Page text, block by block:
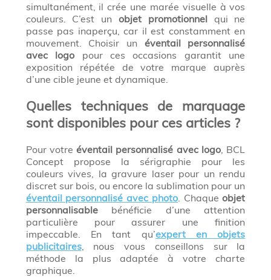
simultanément, il crée une marée visuelle à vos
couleurs. C’est un objet promotionnelqui ne
passe pas inaperçu, car il est constamment en
mouvement. Choisir un éventail personnalisé
avec logo pour ces occasions garantit une
exposition répétée de votre marque auprès
d’une cible jeune et dynamique.
Quelles techniques de marquage
sont disponibles pour ces articles ?
Pour votreéventail personnalisé avec logo, BCL
Concept propose la sérigraphie pour les
couleurs vives, la gravure laser pour un rendu
discret sur bois, ou encore la sublimation pour un
éventail personnalisé avec photo. Chaqueobjet
personnalisablebénéficie d’une attention
particulière pour assurer une finition
impeccable. En tant qu’expert en objets
publicitaires, nous vous conseillons sur la
méthode la plus adaptée à votre charte
graphique.